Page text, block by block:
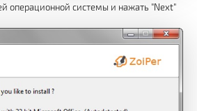
операционной системы и нажать "Next"